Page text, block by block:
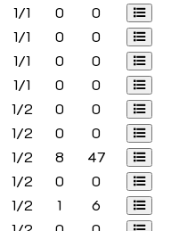
1/1 0
0
1/1 0
0
1/1 0
0
1/1 0
0
1/2 0
0
1/2 0
0
1/2 8
47
1/2 0
0
1/2 1
6